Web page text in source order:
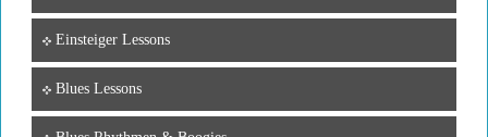
Einsteiger Lessons
Blues Lessons